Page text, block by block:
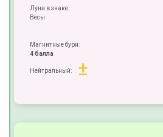
Луна в знаке
Весы
Магнитные бури:
4 балла
Нейтральный:
±
±